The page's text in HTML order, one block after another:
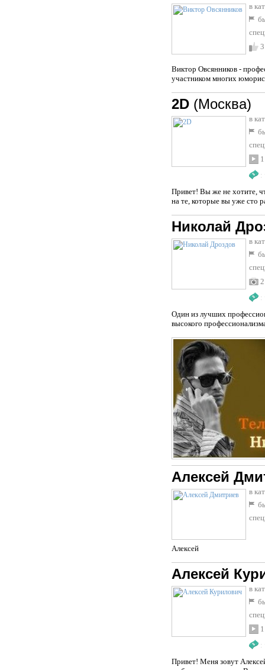
в
3
Виктор Овсянников -
участником многих
2D (Москва)
в
1
:
Привет! Вы же не хотите,
на те, которые вы уже сто
Николай
в
2
:
Один из лучших
высокого
Алексей
в
Алексей
Алексей
в
1
:
Привет! Меня зовут